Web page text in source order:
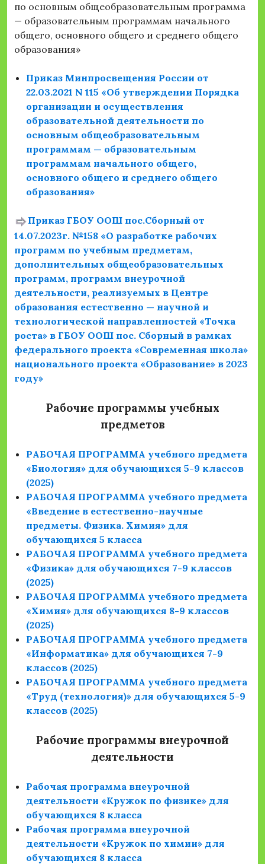
по основным общеобразовательным программа
— образовательным программам начального
общего, основного общего и среднего общего
образования»
Приказ Минпросвещения России от
22.03.2021 N 115 «Об утверждении Порядка
организации и осуществления
образовательной деятельности по
основным общеобразовательным
программам — образовательным
программам начального общего,
основного общего и среднего общего
образования»
Приказ ГБОУ ООШ пос.Сборный от
14.07.2023г. №158 «О разработке рабочих
программ по учебным предметам,
дополнительных общеобразовательных
программ, программ внеурочной
деятельности, реализуемых в Центре
образования естественно — научной и
технологической направленностей «Точка
роста» в ГБОУ ООШ пос. Сборный в рамках
федерального проекта «Современная школа»
национального проекта «Образование» в 2023
году»
Рабочие программы учебных
предметов
РАБОЧАЯ ПРОГРАММА учебного предмета
«Биология» для обучающихся 5-9 классов
(2025)
РАБОЧАЯ ПРОГРАММА учебного предмета
«Введение в естественно-научные
предметы. Физика. Химия» для
обучающихся 5 класса
РАБОЧАЯ ПРОГРАММА учебного предмета
«Физика» для обучающихся 7-9 классов
(2025)
РАБОЧАЯ ПРОГРАММА учебного предмета
«Химия» для обучающихся 8-9 классов
(2025)
РАБОЧАЯ ПРОГРАММА учебного предмета
«Информатика» для обучающихся 7-9
классов (2025)
РАБОЧАЯ ПРОГРАММА учебного предмета
«Труд (технология)» для обучающихся 5-9
классов (2025)
Рабочие программы внеурочной
деятельности
Рабочая программа внеурочной
деятельности «Кружок по физике» для
обучающихся 8 класса
Рабочая программа внеурочной
деятельности «Кружок по химии» для
обучающихся 8 класса